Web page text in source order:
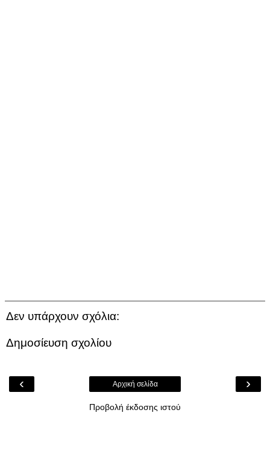
Δεν υπάρχουν σχόλια:
Δημοσίευση σχολίου
‹ ›
Αρχική σελίδα
Προβολή έκδοσης ιστού